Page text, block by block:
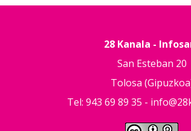
28 Kanala -
San Esteban 20
Tolosa
Tel: 943 69 89 35 -